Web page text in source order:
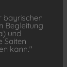
bayrischen
Begleitung
und
Saiten
kann."